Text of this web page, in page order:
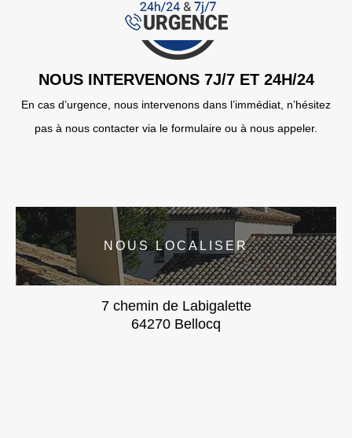
NOUS INTERVENONS 7J/7 ET 24H/24
En cas d’urgence, nous intervenons dans l’immédiat, n’hésitez
pas à nous contacter via le formulaire ou à nous appeler.
NOUS LOCALISER
7 chemin de Labigalette
64270 Bellocq